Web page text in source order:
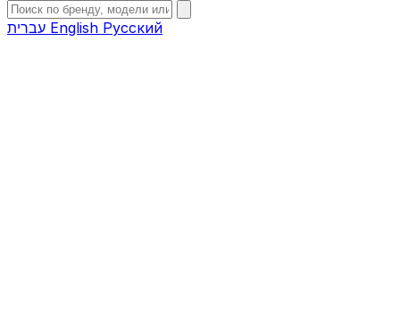
English Русский